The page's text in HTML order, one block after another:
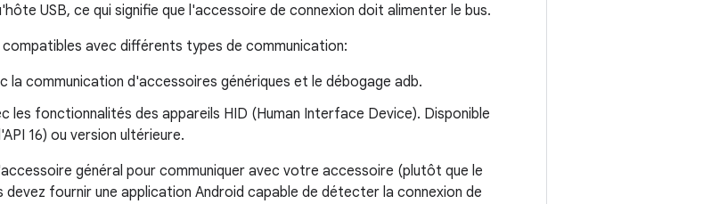
USB, ce qui signifie que l'accessoire de connexion doit alimenter le bus.
avec différents types de communication:
la communication d'accessoires génériques et le débogage adb.
les fonctionnalités des appareils HID (Human Interface Device). Disponible
16) ou version ultérieure.
général pour communiquer avec votre accessoire (plutôt que le
fournir une application Android capable de détecter la connexion de